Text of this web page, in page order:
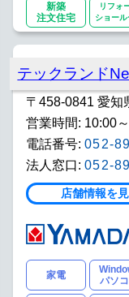
新築
注文住宅
リフォ
ショール
テックランド
〒458-0841 愛知
営業時間: 10:00
電話番号: 052-
法人窓口: 052-
店舗情報を
家電
パソ